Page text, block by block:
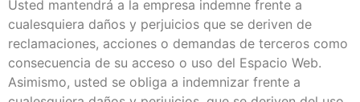
Usted mantendrá a la empresa indemne frente a
cualesquiera daños y perjuicios que se deriven de
reclamaciones, acciones o demandas de terceros como
consecuencia de su acceso o uso del Espacio Web.
Asimismo, usted se obliga a indemnizar frente a